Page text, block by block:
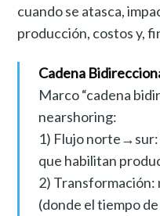
cuando se atasca,
producción, costos y,
Cadena
Marco “cadena
nearshoring:
1) Flujo
que habilitan
2) Transformación:
(donde el tiempo